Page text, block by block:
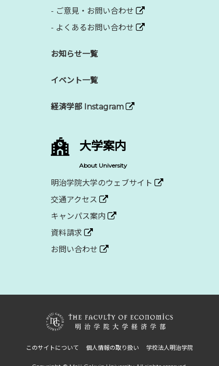
- ご意見・お問い合わせ
- よくあるお問い合わせ
お知らせ一覧
イベント一覧
経済学部 Instagram
大学案内
About University
明治学院大学のウェブサイト
交通アクセス
キャンパス案内
資料請求
お問い合わせ
このサイトについて 個人情報の取り扱い 学校法人明治学院